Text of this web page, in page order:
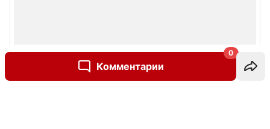
Комментарии
0